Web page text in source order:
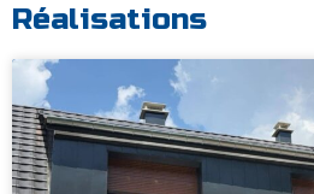
Réalisations